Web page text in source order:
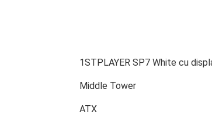
1STPLAYER SP7 White cu
Middle Tower
ATX